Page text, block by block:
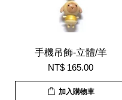
手機吊飾-立體/羊
NT$ 165.00
加入購物車